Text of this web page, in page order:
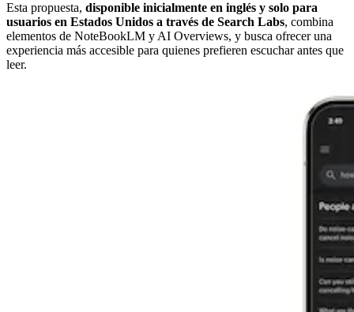
Esta propuesta, disponible inicialmente en inglés y solo para
usuarios en Estados Unidos a través de Search Labs, combina
elementos de NoteBookLM y AI Overviews, y busca ofrecer una
experiencia más accesible para quienes prefieren escuchar antes que
leer.